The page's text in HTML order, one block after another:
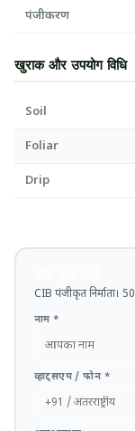
पंजीकरण
खुराक और उपयोग विधि
Soil
Foliar
Drip
CIB पंजीकृत निर्माता।
नाम *
व्हाट्सएप / फोन *